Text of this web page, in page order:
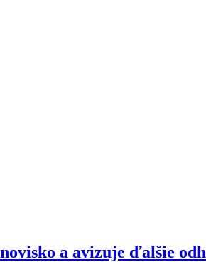
a avizuje ďalšie